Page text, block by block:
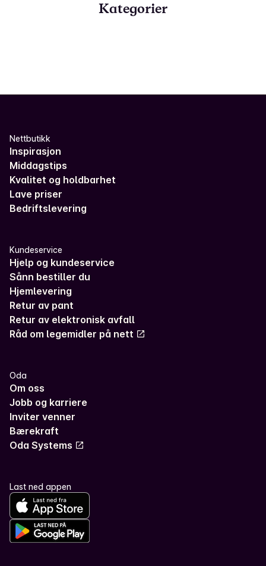
Kategorier
Nettbutikk
Inspirasjon
Middagstips
Kvalitet og holdbarhet
Lave priser
Bedriftslevering
Kundeservice
Hjelp og kundeservice
Sånn bestiller du
Hjemlevering
Retur av pant
Retur av elektronisk avfall
Råd om legemidler på nett
Oda
Om oss
Jobb og karriere
Inviter venner
Bærekraft
Oda Systems
Last ned appen